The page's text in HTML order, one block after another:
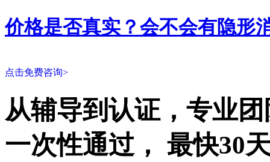
价格是否真实？会不会有隐形
点击免费咨询>
从辅导到认证，专业
一次性通过， 最快30